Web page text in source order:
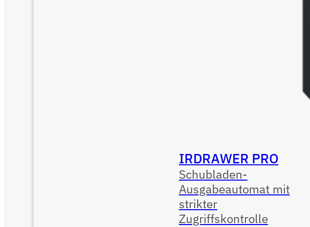
IRDRAWER PRO
Schubladen-
Ausgabeautomat mit
strikter
Zugriffskontrolle